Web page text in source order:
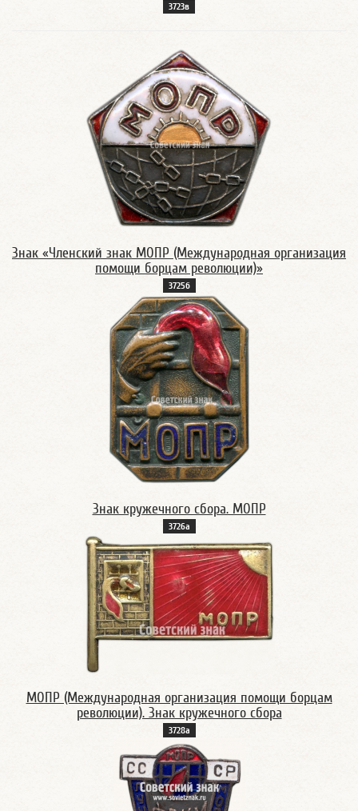
3723в
Знак «Членский знак МОПР (Международная организация
помощи борцам революции)»
3725б
Знак кружечного сбора. МОПР
3726а
МОПР (Международная организация помощи борцам
революции). Знак кружечного сбора
3728а